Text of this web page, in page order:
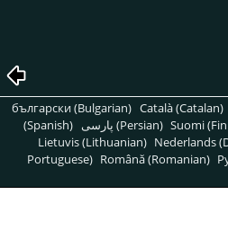
български (Bulgarian) Català (Catalan)
(Spanish)
پارسی (Persian) Suomi
Lietuvis (Lithuanian) Nederlands
Portuguese) Română (Romanian)